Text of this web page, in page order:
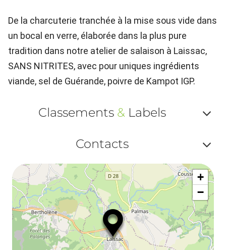
De la charcuterie tranchée à la mise sous vide dans
un bocal en verre, élaborée dans la plus pure
tradition dans notre atelier de salaison à Laissac,
SANS NITRITES, avec pour uniques ingrédients
viande, sel de Guérande, poivre de Kampot IGP.
Classements &Labels
ou
Contacts
ou
+
−